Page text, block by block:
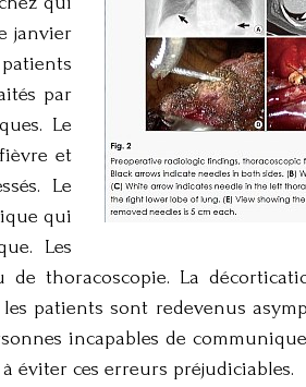
janvier
par
Le
et
Le
qui
Les
thoracoscopie. La
patients sont redevenus
incapables de
éviter ces erreurs préjudiciables.